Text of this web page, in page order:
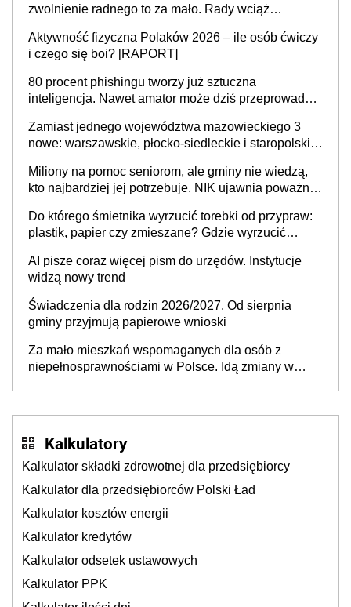
zwolnienie radnego to za mało. Rady wciąż
sprawy
Aktywność fizyczna Polaków 2026 – ile osób ćwiczy
i czego się boi? [RAPORT]
80 procent phishingu tworzy już sztuczna
inteligencja. Nawet amator może dziś przeprowadzić
Zamiast jednego województwa mazowieckiego 3
nowe: warszawskie, płocko-siedleckie i staropolskie.
stołecznych
Miliony na pomoc seniorom, ale gminy nie wiedzą,
kto najbardziej jej potrzebuje. NIK ujawnia poważną
Do którego śmietnika wyrzucić torebki od przypraw:
plastik, papier czy zmieszane? Gdzie wyrzucić
AI pisze coraz więcej pism do urzędów. Instytucje
widzą nowy trend
Świadczenia dla rodzin 2026/2027. Od sierpnia
gminy przyjmują papierowe wnioski
Za mało mieszkań wspomaganych dla osób z
niepełnosprawnościami w Polsce. Idą zmiany w
Kalkulatory
Kalkulator składki zdrowotnej dla przedsiębiorcy
Kalkulator dla przedsiębiorców Polski Ład
Kalkulator kosztów energii
Kalkulator kredytów
Kalkulator odsetek ustawowych
Kalkulator PPK